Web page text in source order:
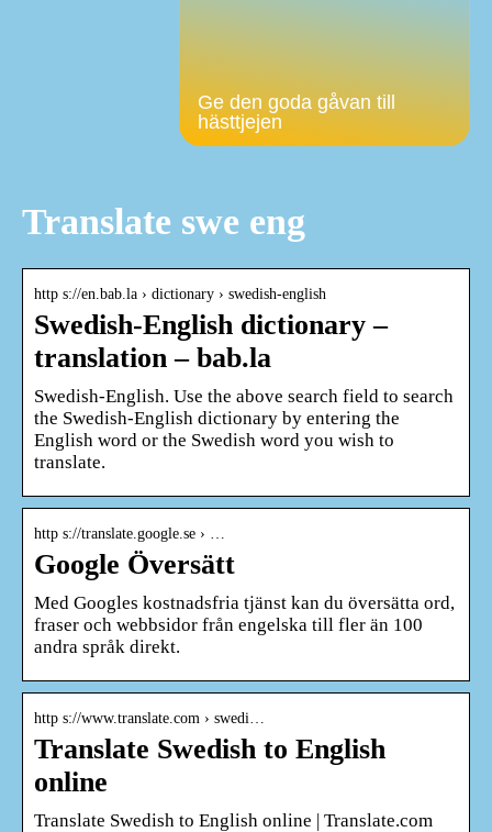
Ge den goda gåvan till
hästtjejen
Translate swe eng
http s://en.bab.la › dictionary › swedish-english
Swedish-English dictionary –
translation – bab.la
Swedish-English. Use the above search field to search
the Swedish-English dictionary by entering the
English word or the Swedish word you wish to
translate.
http s://translate.google.se › …
Google Översätt
Med Googles kostnadsfria tjänst kan du översätta ord,
fraser och webbsidor från engelska till fler än 100
andra språk direkt.
http s://www.translate.com › swedi…
Translate Swedish to English
online
Translate Swedish to English online | Translate.com